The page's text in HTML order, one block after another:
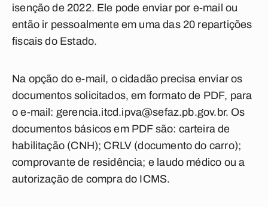
0
31 de
30 de
28 de
isenção de 2022. Ele pode enviar por e-mail ou
então ir pessoalmente em uma das 20 repartições
fiscais do Estado.
Na opção do e-mail, o cidadão precisa enviar os
documentos solicitados, em formato de PDF, para
o e-mail: gerencia.itcd.ipva@sefaz.pb.gov.br. Os
documentos básicos em PDF são: carteira de
habilitação (CNH); CRLV (documento do carro);
comprovante de residência; e laudo médico ou a
autorização de compra do ICMS.